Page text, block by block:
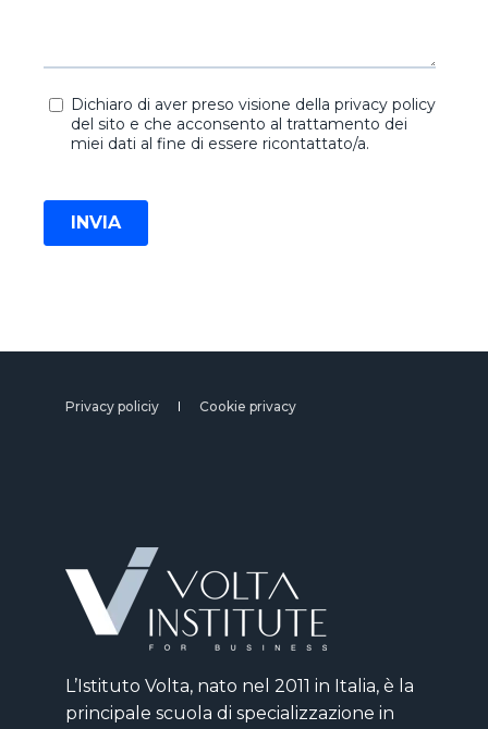
Privacy policiy Cookie privacy
L’Istituto Volta, nato nel 2011 in Italia, è la
principale scuola di specializzazione in